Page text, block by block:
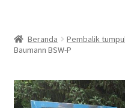
perlindungan data
Beranda Pembalik
Baumann BSW-P